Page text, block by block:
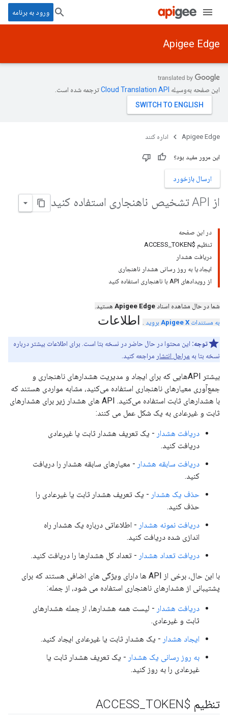
ورود به برنامه
Apigee Edge
این صفحه به‌وسیله ترجمه شده است.
Apigee Edge اداره کنند
این مرور مفید بود؟
ارسال بازخورد
از API تشخیص ناهنجاری استفاده کنید
در این صفحه
تنظیم $ACCESS_TOKEN
دریافت هشدار
ایجاد یا به روز رسانی هشدار ناهنجاری
از رویدادهای API با ناهنجاری استفاده کنید
شما در حال مشاهده اسناد Apigee Edge هستید.
به مستندات Apigee X بروید . اطلاعات
توجه: این محتوا در حال حاضر در نسخه بتا است. برای اطلاعات بیشتر درباره
نسخه بتا به مراحل انتشار مراجعه کنید.
بیشتر APIهایی که برای ایجاد و مدیریت هشدارهای ناهنجاری و
جمع‌آوری معیارهای ناهنجاری استفاده می‌کنید، مشابه مواردی هستند که
با هشدارهای ثابت استفاده می‌کنید. API های هشدار زیر برای هشدارهای
ثابت و غیرعادی به یک شکل عمل می کنند:
دریافت هشدار - یک تعریف هشدار ثابت یا غیرعادی
دریافت کنید.
دریافت سابقه هشدار - معیارهای سابقه هشدار را دریافت
کنید.
حذف یک هشدار - یک تعریف هشدار ثابت یا غیرعادی را
حذف کنید.
دریافت نمونه هشدار - اطلاعاتی درباره یک هشدار راه
اندازی شده دریافت کنید.
دریافت تعداد هشدار - تعداد کل هشدارها را دریافت کنید.
با این حال، برخی از API ها دارای ویژگی های اضافی هستند که برای
پشتیبانی از هشدارهای ناهنجاری استفاده می شود، از جمله:
دریافت هشدار - لیست همه هشدارها، از جمله هشدارهای
ثابت و غیرعادی.
ایجاد هشدار - یک هشدار ثابت یا غیرعادی ایجاد کنید.
به روز رسانی یک هشدار - یک تعریف هشدار ثابت یا
غیرعادی را به روز کنید.
تنظیم $ACCESSTOKEN